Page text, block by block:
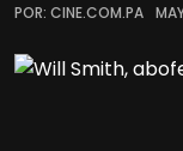
POR: CINE.COM.PA